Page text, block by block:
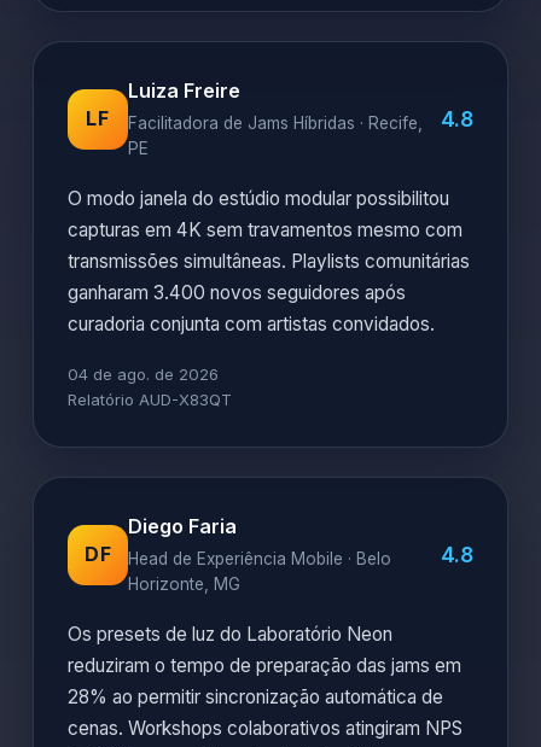
LF
Luiza Freire
Facilitadora de Jams Híbridas · Recife,
PE
4.8
O modo janela do estúdio modular possibilitou
capturas em 4K sem travamentos mesmo com
transmissões simultâneas. Playlists comunitárias
ganharam 3.400 novos seguidores após
curadoria conjunta com artistas convidados.
04 de ago. de 2026
Relatório AUD-X83QT
DF
Diego Faria
Head de Experiência Mobile · Belo
Horizonte, MG
4.8
Os presets de luz do Laboratório Neon
reduziram o tempo de preparação das jams em
28% ao permitir sincronização automática de
cenas. Workshops colaborativos atingiram NPS